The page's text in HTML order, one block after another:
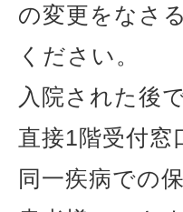
の変更をなさ
ください。
入院された後
直接1階受付
同一疾病での